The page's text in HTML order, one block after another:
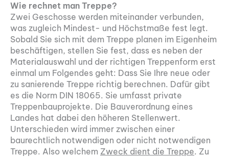
Wie rechnet man Treppe?
Zwei Geschosse werden miteinander verbunden,
was zugleich Mindest- und Höchstmaße fest legt.
Sobald Sie sich mit dem Treppe planen im Eigenheim
beschäftigen, stellen Sie fest, dass es neben der
Materialauswahl und der richtigen Treppenform erst
einmal um Folgendes geht: Dass Sie Ihre neue oder
zu sanierende Treppe richtig berechnen. Dafür gibt
es die Norm DIN 18065. Sie umfasst private
Treppenbauprojekte. Die Bauverordnung eines
Landes hat dabei den höheren Stellenwert.
Unterschieden wird immer zwischen einer
baurechtlich notwendigen oder nicht notwendigen
Treppe. Also welchem Zweck dient die Treppe. Zu